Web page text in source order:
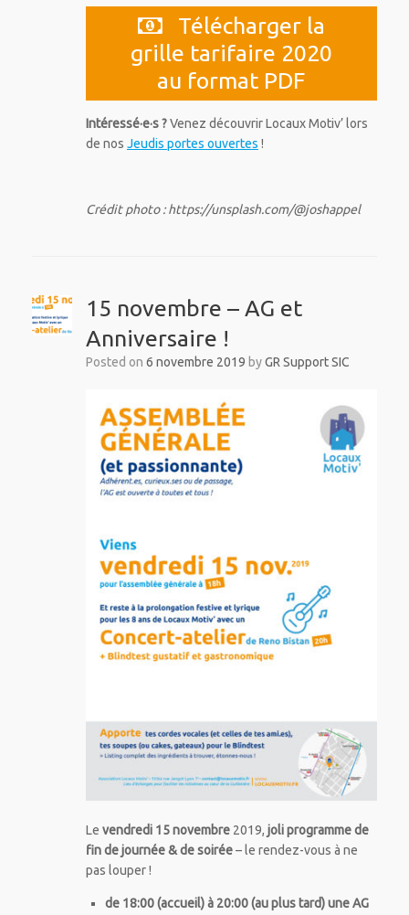
Télécharger la
grille tarifaire 2020
au format PDF
Intéressé·e·s ?Venez découvrir Locaux Motiv’ lors
de nos Jeudis portes ouvertes !
Crédit photo : https://unsplash.com/@joshappel
15 novembre – AG et
Anniversaire !
Posted on 6 novembre 2019 byGR Support SIC
Le vendredi 15 novembre2019, joli programme de
fin de journée& de soirée– le rendez-vous à ne
pas louper !
de 18:00 (accueil) à 20:00 (au plus tard) une AG